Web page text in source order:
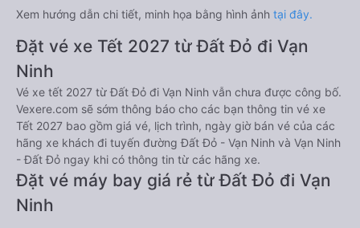
Xem hướng dẫn chi tiết, minh họa bằng hình ảnh tại đây.
Đặt vé xe Tết 2027 từ Đất Đỏ đi Vạn
Ninh
Vé xe tết 2027 từ Đất Đỏ đi Vạn Ninh vẫn chưa được công bố.
Vexere.com sẽ sớm thông báo cho các bạn thông tin vé xe
Tết 2027 bao gồm giá vé, lịch trình, ngày giờ bán vé của các
hãng xe khách đi tuyến đường Đất Đỏ - Vạn Ninh và Vạn Ninh
- Đất Đỏ ngay khi có thông tin từ các hãng xe.
Đặt vé máy bay giá rẻ từ Đất Đỏ đi Vạn
Ninh